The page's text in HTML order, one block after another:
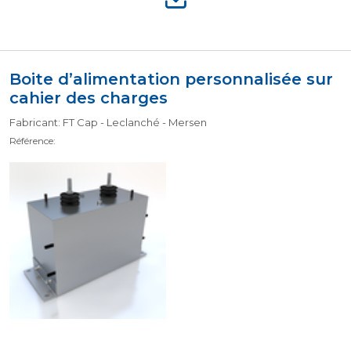
Boite d’alimentation personnalisée sur
cahier des charges
Fabricant: FT Cap - Leclanché - Mersen
Référence: